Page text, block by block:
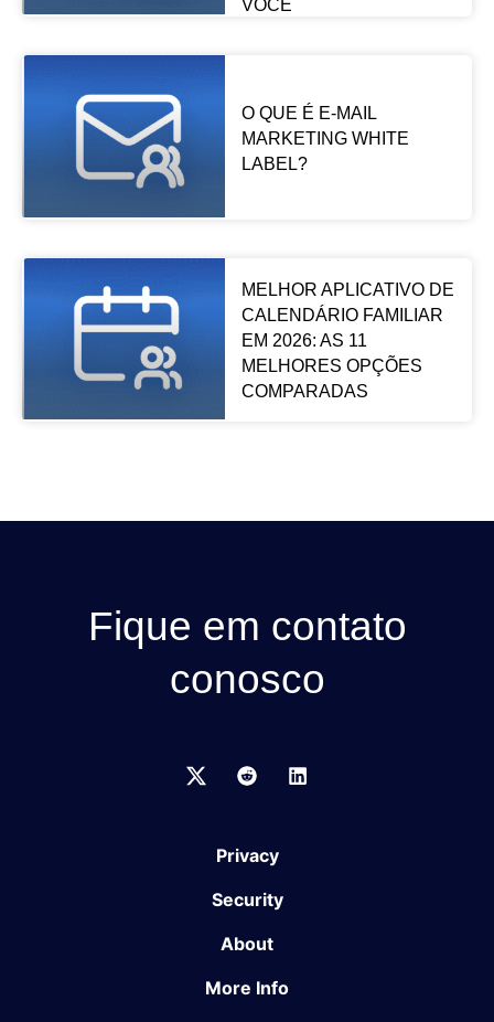
VOCÊ
O QUE É E-MAIL
MARKETING WHITE
LABEL?
MELHOR APLICATIVO DE
CALENDÁRIO FAMILIAR
EM 2026: AS 11
MELHORES OPÇÕES
COMPARADAS
Fique em contato
conosco
Privacy
Security
About
More Info